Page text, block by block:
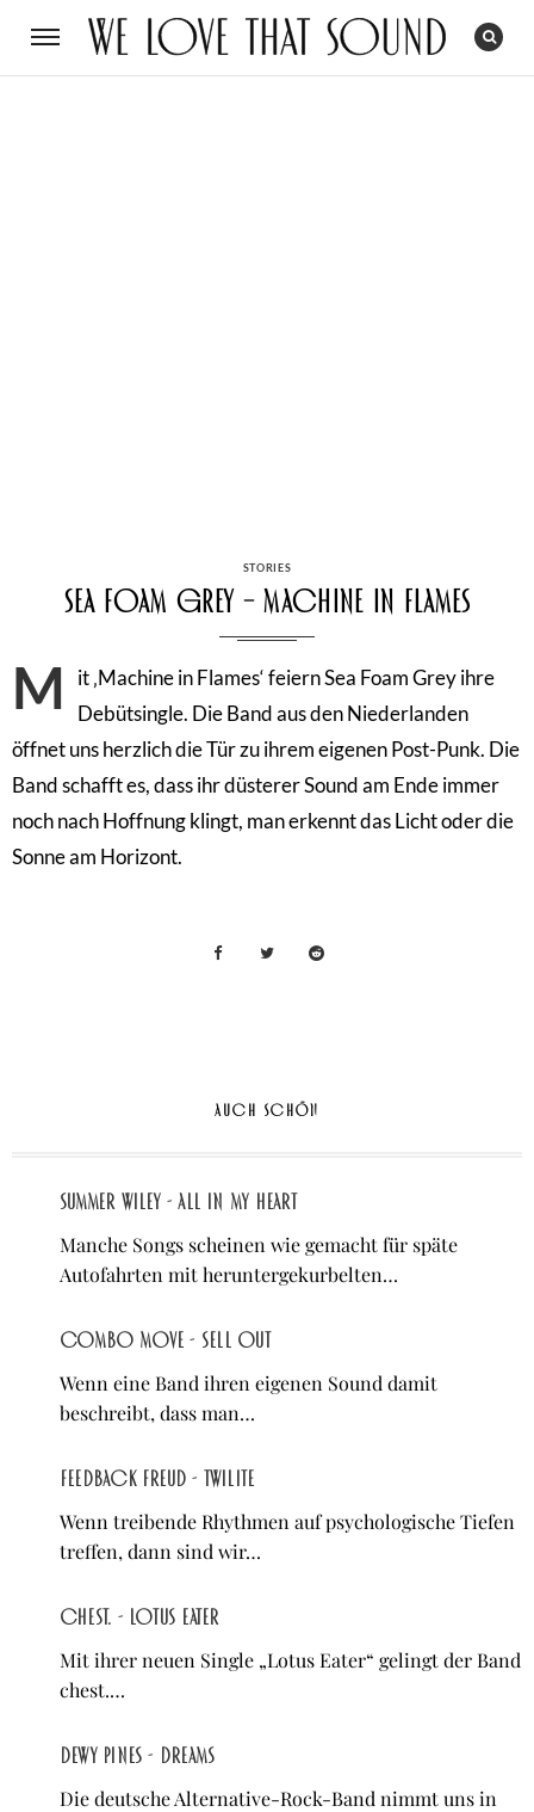
CATEGORIES
STORIES
Sea Foam Grey – Machine in Flames
M
it ‚Machine in Flames‘ feiern Sea Foam Grey ihre
Debütsingle. Die Band aus den Niederlanden
öffnet uns herzlich die Tür zu ihrem eigenen Post-Punk. Die
Band schafft es, dass ihr düsterer Sound am Ende immer
noch nach Hoffnung klingt, man erkennt das Licht oder die
Sonne am Horizont.
AUCH SCHÖN
Summer Wiley - All In My Heart
Manche Songs scheinen wie gemacht für späte
Autofahrten mit heruntergekurbelten…
Combo Move - Sell Out
Wenn eine Band ihren eigenen Sound damit
beschreibt, dass man…
Feedback Freud - Twilite
Wenn treibende Rhythmen auf psychologische Tiefen
treffen, dann sind wir…
chest. - Lotus Eater
Mit ihrer neuen Single „Lotus Eater“ gelingt der Band
chest.…
Dewy Pines - Dreams
Die deutsche Alternative-Rock-Band nimmt uns in